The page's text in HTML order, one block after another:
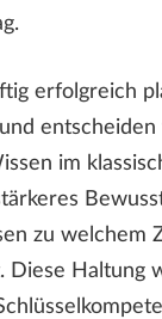
erfolgreich
im
zu welchem
Diese Haltung